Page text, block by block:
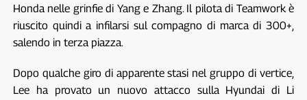
Honda nelle grinfie di Yang e Zhang. Il pilota di Teamwork è
riuscito quindi a infilarsi sul compagno di marca di 300+,
salendo in terza piazza.
Dopo qualche giro di apparente stasi nel gruppo di vertice,
Lee ha provato un nuovo attacco sulla Hyundai di Li